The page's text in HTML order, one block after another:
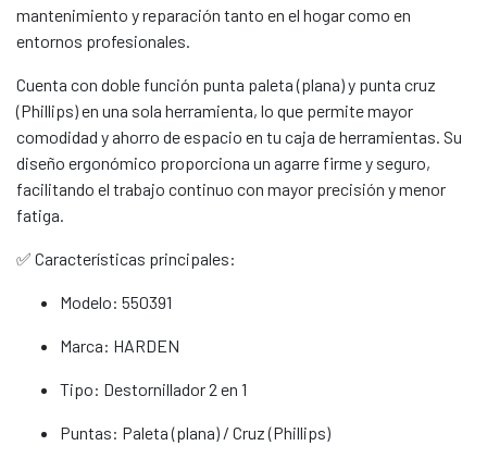
mantenimiento y reparación tanto en el hogar como en
entornos profesionales.
Cuenta con doble función punta paleta (plana) y punta cruz
(Phillips) en una sola herramienta, lo que permite mayor
comodidad y ahorro de espacio en tu caja de herramientas. Su
diseño ergonómico proporciona un agarre firme y seguro,
facilitando el trabajo continuo con mayor precisión y menor
fatiga.
✅ Características principales:
Modelo: 550391
Marca: HARDEN
Tipo: Destornillador 2 en 1
Puntas: Paleta (plana) / Cruz (Phillips)